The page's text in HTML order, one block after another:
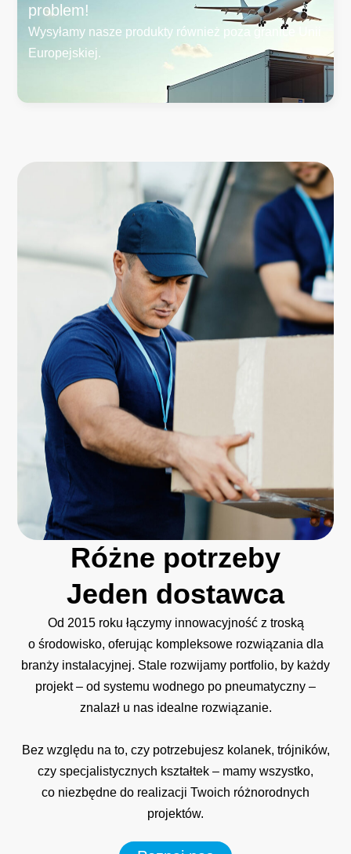
problem!
Wysyłamy nasze produkty również poza granice Unii
Europejskiej.
Różne potrzeby
Jeden dostawca
Od 2015 roku łączymy innowacyjność z troską
o środowisko, oferując kompleksowe rozwiązania dla
branży instalacyjnej. Stale rozwijamy portfolio, by każdy
projekt – od systemu wodnego po pneumatyczny –
znalazł u nas idealne rozwiązanie.
Bez względu na to, czy potrzebujesz kolanek, trójników,
czy specjalistycznych kształtek – mamy wszystko,
co niezbędne do realizacji Twoich różnorodnych
projektów.